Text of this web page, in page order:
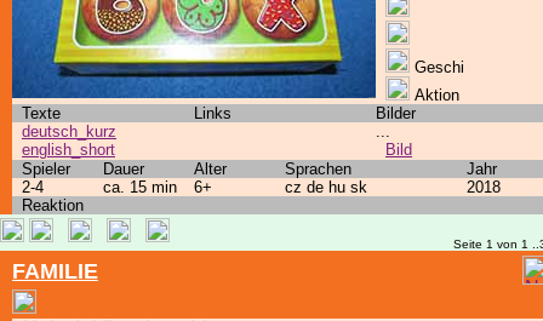
Geschi
Aktion
Texte
Links
Bilder
deutsch_kurz
english_short
...
Bild
Spieler
Dauer Alter Sprachen
Jahr
2-4
ca. 15 min 6+ cz de hu sk
2018
Reaktion
Seite 1 von 1
FAMILIE